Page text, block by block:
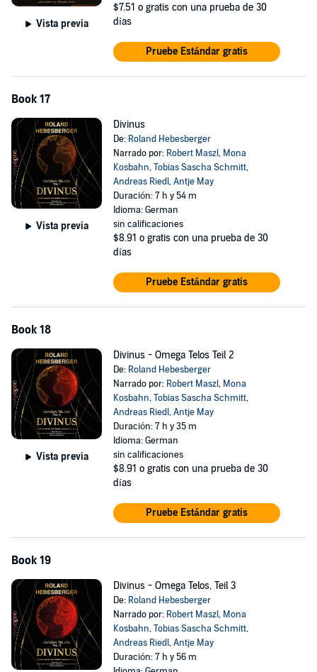
Vista previa
$7.51 o gratis con una prueba de 30
días
Pruebe Estándar gratis
Book 17
Vista previa
Divinus
De: Roland Hebesberger
Narrado por: Robert Maszl, Mona
Kosbahn,Tobias Sascha Schmitt,
Andreas Riedl,Antje May
Duración: 7 h y 54 m
Idioma: German
sin calificaciones
$8.91 o gratis con una prueba de 30
días
Pruebe Estándar gratis
Book 18
Vista previa
Divinus - Omega Telos Teil 2
De: Roland Hebesberger
Narrado por: Robert Maszl, Mona
Kosbahn,Tobias Sascha Schmitt,
Andreas Riedl,Antje May
Duración: 7 h y 35 m
Idioma: German
sin calificaciones
$8.91 o gratis con una prueba de 30
días
Pruebe Estándar gratis
Book 19
Divinus - Omega Telos, Teil 3
De: Roland Hebesberger
Narrado por: Robert Maszl, Mona
Kosbahn,Tobias Sascha Schmitt,
Andreas Riedl,Antje May
Duración: 7 h y 56 m